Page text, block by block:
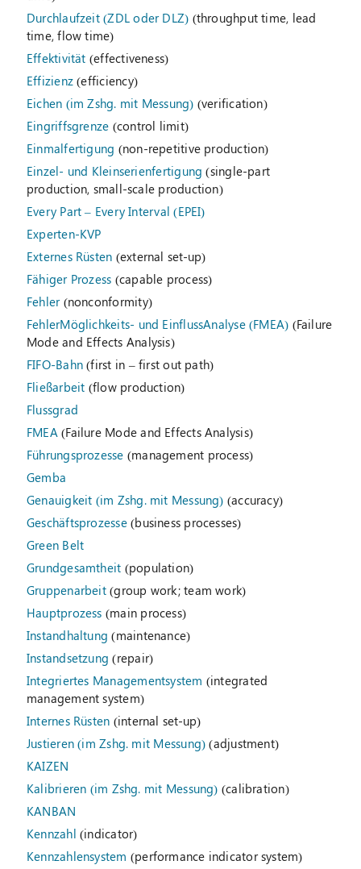
Durchlaufzeit (ZDL oder DLZ) (throughput time, lead
time, flow time)
Effektivität (effectiveness)
Effizienz (efficiency)
Eichen (im Zshg. mit Messung) (verification)
Eingriffsgrenze (control limit)
Einmalfertigung (non-repetitive production)
Einzel- und Kleinserienfertigung (single-part
production, small-scale production)
Every Part – Every Interval (EPEI)
Experten-KVP
Externes Rüsten (external set-up)
Fähiger Prozess (capable process)
Fehler(nonconformity)
FehlerMöglichkeits- und EinflussAnalyse (FMEA) (Failure
Mode and Effects Analysis)
FIFO-Bahn (first in – first out path)
Fließarbeit (flow production)
Flussgrad
FMEA(Failure Mode and Effects Analysis)
Führungsprozesse (management process)
Gemba
Genauigkeit (im Zshg. mit Messung) (accuracy)
Geschäftsprozesse(business processes)
Green Belt
Grundgesamtheit (population)
Gruppenarbeit(group work; team work)
Hauptprozess (main process)
Instandhaltung (maintenance)
Instandsetzung (repair)
Integriertes Managementsystem (integrated
management system)
Internes Rüsten (internal set-up)
Justieren (im Zshg. mit Messung) (adjustment)
KAIZEN
Kalibrieren (im Zshg. mit Messung) (calibration)
KANBAN
Kennzahl (indicator)
Kennzahlensystem (performance indicator system)